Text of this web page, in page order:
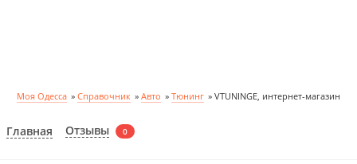
Моя Одесса » Справочник » Авто » Тюнинг » VTUNINGE, интернет-магазин
Главная Отзывы 0